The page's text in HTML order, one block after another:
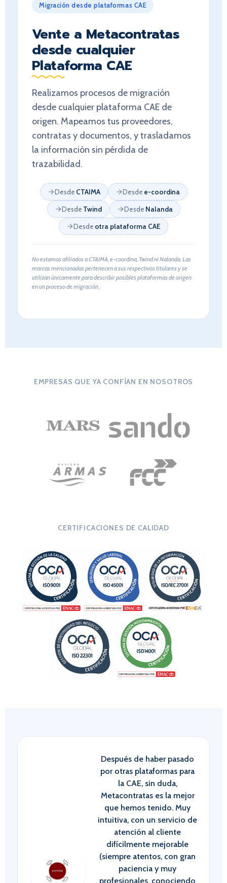
Migración desde plataformas CAE
Vente a Metacontratas
desde cualquier
Plataforma CAE
Realizamos procesos de migración
desde cualquier plataforma CAE de
origen. Mapeamos tus proveedores,
contratas y documentos, y trasladamos
la información sin pérdida de
trazabilidad.
Desde CTAIMA Desde e-coordina
Desde Twind Desde Nalanda
Desde otra plataforma CAE
No estamos afiliados a CTAIMA, e-coordina, Twind ni Nalanda. Las
marcas mencionadas pertenecen a sus respectivos titulares y se
utilizan únicamente para describir posibles plataformas de origen
en un proceso de migración.
EMPRESAS QUE YA CONFÍAN EN NOSOTROS
CERTIFICACIONES DE CALIDAD
Después de haber pasado
por otras plataformas para
la CAE, sin duda,
Metacontratas es la mejor
que hemos tenido. Muy
intuitiva, con un servicio de
atención al cliente
difícilmente mejorable
(siempre atentos, con gran
paciencia y muy
profesionales, conociendo